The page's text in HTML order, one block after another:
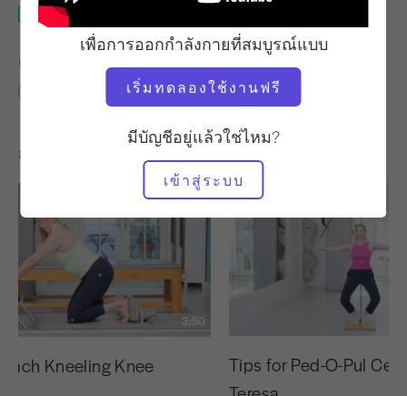
เพื่อการออกกำลังกายที่สมบูรณ์แบบ
เริ่มทดลองใช้งานฟรี
มีบัญชีอยู่แล้วใช่ไหม?
เข้าสู่ระบบ
เสื่อ
ค้นหาชั้นเรียนที่คล้ายคลึงกันสำหรับ
20 - 30 นาที เสื่อ
การออกกำลังกายอื่น ๆ ที่คุณอาจชอบ
3:50
Kneeling Knee
Tips for Ped-O-Pul